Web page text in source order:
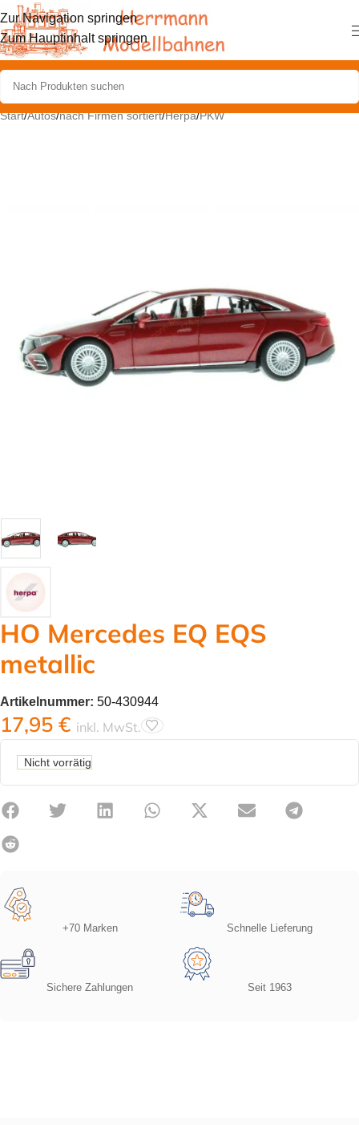
Zur Navigation springen
Zum Hauptinhalt springen
Start/Autos/nach Firmen sortiert/Herpa/PKW
HO Mercedes EQ EQS
metallic
Artikelnummer: 50-430944
17,95 € inkl. MwSt.
Nicht vorrätig
+70 Marken Schnelle Lieferung
Sichere Zahlungen Seit 1963